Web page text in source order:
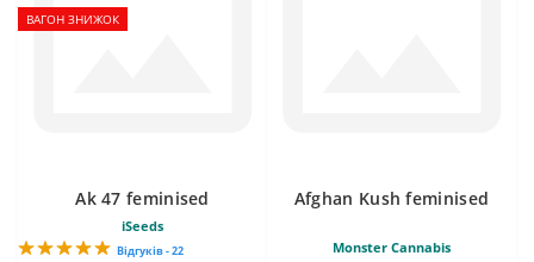
ВАГОН ЗНИЖОК
Ak 47 feminised
iSeeds
Відгуків - 22
Afghan Kush feminised
Monster Cannabis